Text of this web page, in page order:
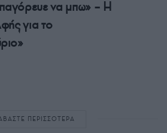
να μπω» – Η
για το
ΠΕΡΙΣΣΟΤΕΡΑ